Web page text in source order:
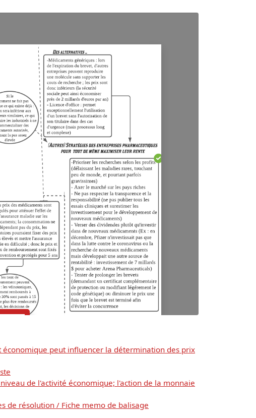
peut influencer la détermination des prix
de l'activité économique; l'action de la monnaie
de résolution / Fiche memo de balisage